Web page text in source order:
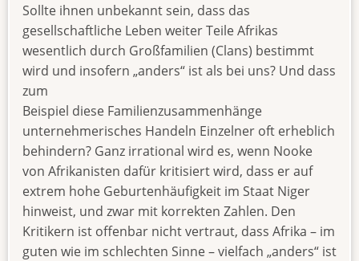
Sollte ihnen unbekannt sein, dass das
gesellschaftliche Leben weiter Teile Afrikas
wesentlich durch Großfamilien (Clans) bestimmt
wird und insofern „anders“ ist als bei uns? Und dass
zum
Beispiel diese Familienzusammenhänge
unternehmerisches Handeln Einzelner oft erheblich
behindern? Ganz irrational wird es, wenn Nooke
von Afrikanisten dafür kritisiert wird, dass er auf
extrem hohe Geburtenhäufigkeit im Staat Niger
hinweist, und zwar mit korrekten Zahlen. Den
Kritikern ist offenbar nicht vertraut, dass Afrika – im
guten wie im schlechten Sinne – vielfach „anders“ ist